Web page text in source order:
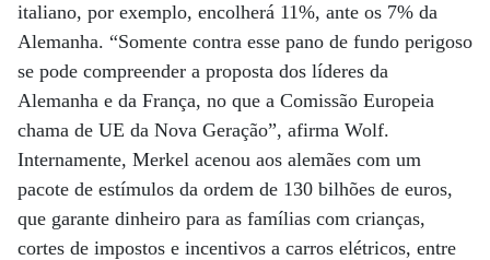
italiano, por exemplo, encolherá 11%, ante os 7% da
Alemanha. “Somente contra esse pano de fundo perigoso
se pode compreender a proposta dos líderes da
Alemanha e da França, no que a Comissão Europeia
chama de UE da Nova Geração”, afirma Wolf.
Internamente, Merkel acenou aos alemães com um
pacote de estímulos da ordem de 130 bilhões de euros,
que garante dinheiro para as famílias com crianças,
cortes de impostos e incentivos a carros elétricos, entre